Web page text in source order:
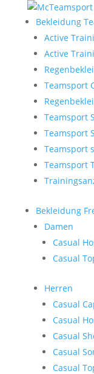
Bekleidung
Active
Active
Teamsport
Teamsport
Teamsport
Teamsport
Teamsport
Bekleidung
Damen
Casual
Casual
Herren
Casual
Casual
Casual
Casual
Casual